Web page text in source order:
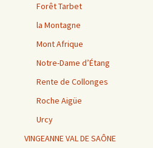
Forêt Tarbet
la Montagne
Mont Afrique
Notre-Dame d’Étang
Rente de Collonges
Roche Aigüe
Urcy
VINGEANNE VAL DE SAÔNE